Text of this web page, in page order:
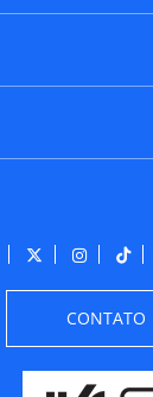
CONTATO